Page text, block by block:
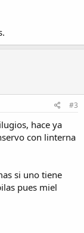
#3
hace ya
con linterna
si uno tiene
pues miel